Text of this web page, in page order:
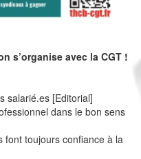
s’organise avec la CGT !
salarié.es [Editorial]
dans le bon sens
font toujours confiance à la